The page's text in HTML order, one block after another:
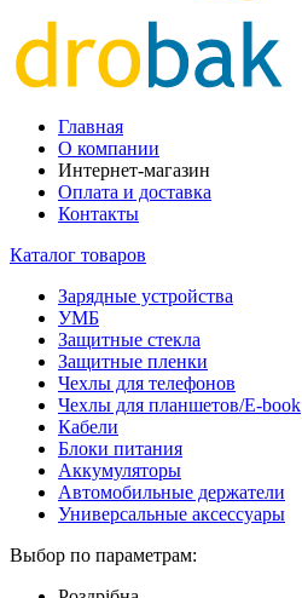
Главная
О компании
Интернет-магазин
Оплата и доставка
Контакты
Каталог товаров
Зарядные устройства
УМБ
Защитные стекла
Защитные пленки
Чехлы для телефонов
Чехлы для планшетов/E-book
Кабели
Блоки питания
Аккумуляторы
Автомобильные держатели
Универсальные аксессуары
Выбор по параметрам: